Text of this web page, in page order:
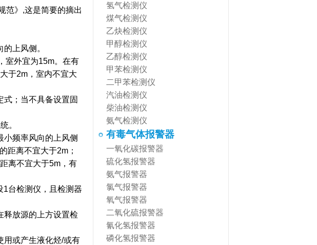
范》,这是简要的摘出
上风侧。
室外宜为15m。在有
于2m，室内不宜大
；当不具备设置固
。
频率风向的上风侧
距离不宜大于2m；
离不宜大于5m，有
台检测仪，且检测器
放源的上方设置检
或产生液化烃/或有
氢气检测仪
煤气检测仪
乙炔检测仪
甲醇检测仪
乙醇检测仪
甲苯检测仪
二甲苯检测仪
汽油检测仪
柴油检测仪
氨气检测仪
有毒气体报警器
一氧化碳报警器
硫化氢报警器
氨气报警器
氯气报警器
氧气报警器
二氧化硫报警器
氰化氢报警器
磷化氢报警器